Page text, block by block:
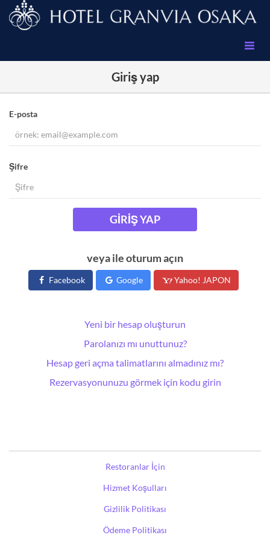
Giriş yap
E-posta
Şifre
GIRIŞ YAP
veya ile oturum açın
Facebook Google Yahoo! JAPON
Yeni bir hesap oluşturun
Parolanızı mı unuttunuz?
Hesap geri açma talimatlarını almadınız mı?
Rezervasyonunuzu görmek için kodu girin
Restoranlar İçin
Hizmet Koşulları
Gizlilik Politikası
Ödeme Politikası